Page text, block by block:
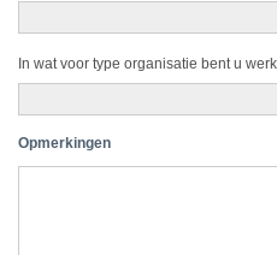
In wat voor type organisatie bent u
Opmerkingen